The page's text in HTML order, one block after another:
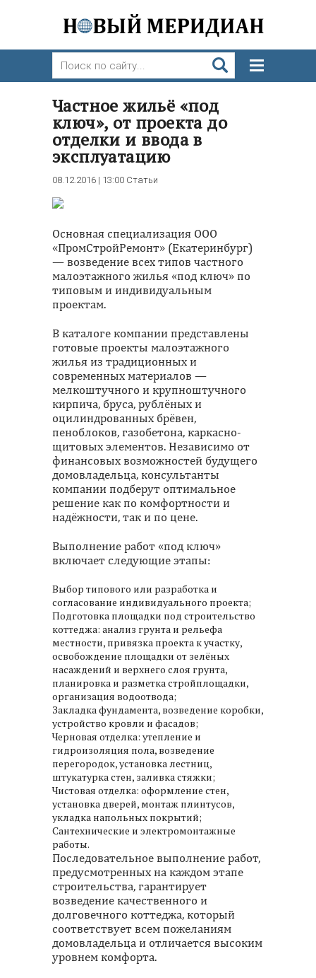
Частное жильё «под
ключ», от проекта до
отделки и ввода в
эксплуатацию
08.12.2016 | 13:00 Статьи
Основная специализация ООО
«ПромСтройРемонт» (Екатеринбург)
— возведение всех типов частного
малоэтажного жилья «под ключ» по
типовым и индивидуальным
проектам.
В каталоге компании представлены
готовые проекты малоэтажного
жилья из традиционных и
современных материалов —
мелкоштучного и крупноштучного
кирпича, бруса, рублёных и
оцилиндрованных брёвен,
пеноблоков, газобетона, каркасно-
щитовых элементов. Независимо от
финансовых возможностей будущего
домовладельца, консультанты
компании подберут оптимальное
решение как по комфортности и
надёжности, так и по цене.
Выполнение работ «под ключ»
включает следующие этапы:
Выбор типового или разработка и
согласование индивидуального проекта;
Подготовка площадки под строительство
коттеджа: анализ грунта и рельефа
местности, привязка проекта к участку,
освобождение площадки от зелёных
насаждений и верхнего слоя грунта,
планировка и разметка стройплощадки,
организация водоотвода;
Закладка фундамента, возведение коробки,
устройство кровли и фасадов;
Черновая отделка: утепление и
гидроизоляция пола, возведение
перегородок, установка лестниц,
штукатурка стен, заливка стяжки;
Чистовая отделка: оформление стен,
установка дверей, монтаж плинтусов,
укладка напольных покрытий;
Сантехнические и электромонтажные
работы.
Последовательное выполнение работ,
предусмотренных на каждом этапе
строительства, гарантирует
возведение качественного и
долговечного коттеджа, который
соответствует всем пожеланиям
домовладельца и отличается высоким
уровнем комфорта.